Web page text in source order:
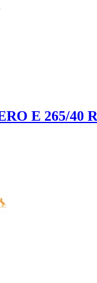
E 265/40